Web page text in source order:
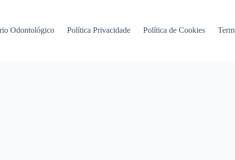
Odontológico Política Privacidade Política de Cookies